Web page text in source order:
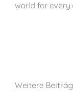
world for every
Weitere